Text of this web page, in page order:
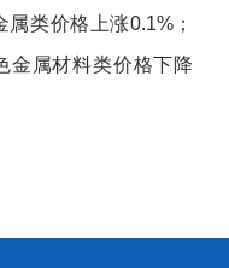
属类价格上涨0.1% ；
金属材料类价格下降